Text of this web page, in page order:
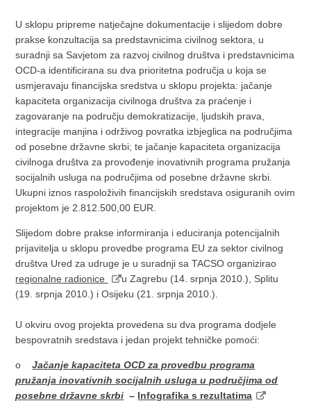
U sklopu pripreme natječajne dokumentacije i slijedom dobre
prakse konzultacija sa predstavnicima civilnog sektora, u
suradnji sa Savjetom za razvoj civilnog društva i predstavnicima
OCD-a identificirana su dva prioritetna područja u koja se
usmjeravaju financijska sredstva u sklopu projekta: jačanje
kapaciteta organizacija civilnoga društva za praćenje i
zagovaranje na području demokratizacije, ljudskih prava,
integracije manjina i održivog povratka izbjeglica na područjima
od posebne državne skrbi; te jačanje kapaciteta organizacija
civilnoga društva za provođenje inovativnih programa pružanja
socijalnih usluga na područjima od posebne državne skrbi.
Ukupni iznos raspoloživih financijskih sredstava osiguranih ovim
projektom je 2.812.500,00 EUR.
Slijedom dobre prakse informiranja i educiranja potencijalnih
prijavitelja u sklopu provedbe programa EU za sektor civilnog
društva Ured za udruge je u suradnji sa TACSO organizirao
regionalne radionice
u Zagrebu (14. srpnja 2010.), Splitu
(19. srpnja 2010.) i Osijeku (21. srpnja 2010.).
U okviru ovog projekta provedena su dva programa dodjele
bespovratnih sredstava i jedan projekt tehničke pomoći:
o
Jačanje kapaciteta OCD za provedbu programa
pružanja inovativnih socijalnih usluga u područjima od
posebne državne skrbi – Infografika s rezultatima